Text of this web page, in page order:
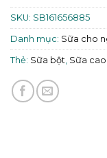
SKU: SB161656885
Danh mục: Sữa cho
Thẻ: Sữa bột Sữa